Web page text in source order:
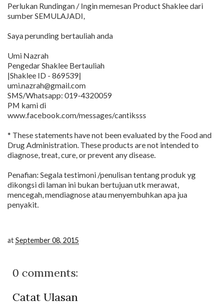
Perlukan Rundingan / Ingin memesan Product Shaklee dari
sumber SEMULAJADI,
Saya perunding bertauliah anda
Umi Nazrah
Pengedar Shaklee Bertauliah
|Shaklee ID - 869539|
umi.nazrah@gmail.com
SMS/Whatsapp: 019-4320059
PM kami di
www.facebook.com/messages/cantiksss
* These statements have not been evaluated by the Food and
Drug Administration. These products are not intended to
diagnose, treat, cure, or prevent any disease.
Penafian: Segala testimoni /penulisan tentang produk yg
dikongsi di laman ini bukan bertujuan utk merawat,
mencegah, mendiagnose atau menyembuhkan apa jua
penyakit.
atSeptember 08, 2015
0 comments:
Catat Ulasan